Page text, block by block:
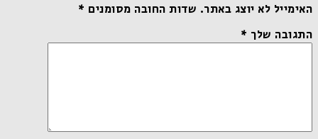
האימייל לא יוצג באתר.שדות החובה מסומנים*
התגובה שלך*